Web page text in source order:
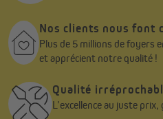
Nos clients nous font
Plus de 5 millions de foyers
et apprécient notre qualité !
Qualité
L’excellence au juste